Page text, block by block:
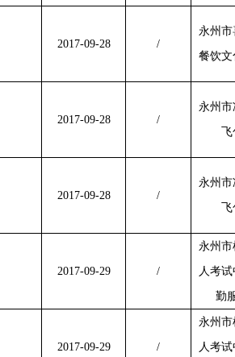
2017-09-28 /
永州
餐饮文
2017-09-28 /
永州
2017-09-28 /
永州
2017-09-29 /
永州
人考
勤
2017-09-29 /
永州
人考